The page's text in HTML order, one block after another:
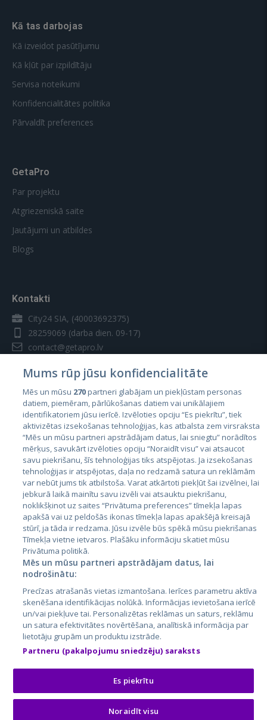
Kā tas darbojas
Kā izveidot pasūtījumu
Kā kļūt par izpildītāju
Servisa noteikumi
Konfidencialitātes politika
Pārvaldīt preferences
GetaPro
Par projektu
Atgriezeniskā saite
Jautājumi un atbildes
Blogs
Kontakti
City24 SIA, (40003692375)
28259069 (darba dien. 09-17)
contact@getapro.lv
Valstis
Igaunija
Latvija
Lietuva
City24.lv
City24.ee
GetaPro.lv
GetaPro.ee
Skelbiu.lt
Autoplius.lt
Aruodas.lt
CVbankas.lt
Kainos.lt
Paslaugos.lt
auto24.ee
Osta.ee
KuldneBörs.ee
Mums rūp jūsu konfidencialitāte
Mēs un mūsu 270partneri glabājam un piekļūstam personas
datiem, piemēram, pārlūkošanas datiem vai unikālajiem
identifikatoriem jūsu ierīcē. Izvēloties opciju “Es piekrītu”, tiek
aktivizētas izsekošanas tehnoloģijas, kas atbalsta zem virsraksta
“Mēs un mūsu partneri apstrādājam datus, lai sniegtu” norādītos
mērķus, savukārt izvēloties opciju “Noraidīt visu” vai atsaucot
savu piekrišanu, šīs tehnoloģijas tiks atspējotas. Ja izsekošanas
tehnoloģijas ir atspējotas, daļa no redzamā satura un reklāmām
var nebūt jums tik atbilstoša. Varat atkārtoti piekļūt šai izvēlnei, lai
jebkurā laikā mainītu savu izvēli vai atsauktu piekrišanu,
noklikšķinot uz saites “Privātuma preferences” tīmekļa lapas
apakšā vai uz peldošās ikonas tīmekļa lapas apakšējā kreisajā
stūrī, ja tāda ir redzama. Jūsu izvēle būs spēkā mūsu piekrišanas
Tīmekļa vietne ietvaros. Plašāku informāciju skatiet mūsu
Privātuma politikā.
Mēs un mūsu partneri apstrādājam datus, lai
nodrošinātu:
Precīzas atrašanās vietas izmantošana. Ierīces parametru aktīva
skenēšana identifikācijas nolūkā. Informācijas ievietošana ierīcē
un/vai piekļuve tai. Personalizētas reklāmas un saturs, reklāmu
un satura efektivitātes novērtēšana, analītiskā informācija par
lietotāju grupām un produktu izstrāde.
Partneru (pakalpojumu sniedzēju) saraksts
Es piekrītu
Noraidīt visu